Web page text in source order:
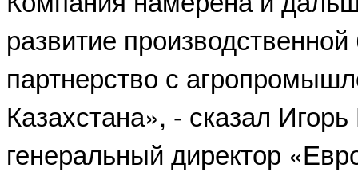
развитие
партнерство с
Казахстана», - сказал
генеральный директор